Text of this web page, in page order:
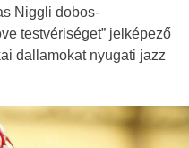
Niggli dobos-
testvériséget” jelképező
dallamokat nyugati jazz